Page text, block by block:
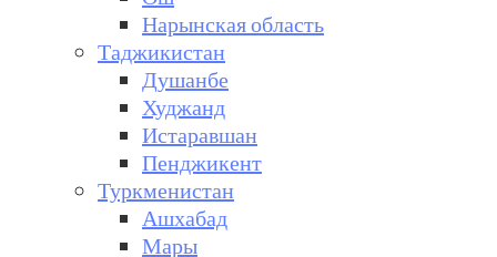
Нарынская область
Таджикистан
Душанбе
Худжанд
Истаравшан
Пенджикент
Туркменистан
Ашхабад
Мары